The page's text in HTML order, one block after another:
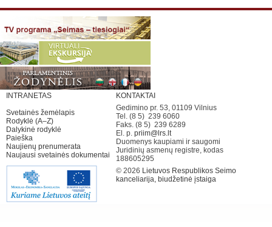
INTRANETAS
Svetainės žemėlapis
Rodyklė (A–Z)
Dalykinė rodyklė
Paieška
Naujienų prenumerata
Naujausi svetainės dokumentai
KONTAKTAI
Gedimino pr. 53, 01109 Vilnius
Tel. (8 5) 239 6060
Faks. (8 5) 239 6289
El. p. priim@lrs.lt
Duomenys kaupiami ir saugomi
Juridinių asmenų registre, kodas
188605295
© 2026 Lietuvos Respublikos Seimo
kanceliarija, biudžetinė įstaiga